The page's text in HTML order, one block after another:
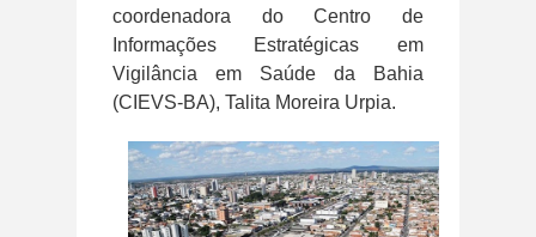
coordenadora do Centro de
Informações Estratégicas em
Vigilância em Saúde da Bahia
(CIEVS-BA), Talita Moreira Urpia.